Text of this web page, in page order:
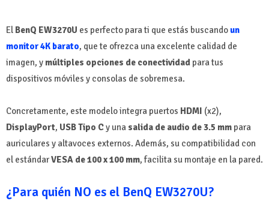
El BenQ EW3270U es perfecto para ti que estás buscandoun
monitor 4K barato, que te ofrezca una excelente calidad de
imagen, y múltiples opciones de conectividad para tus
dispositivos móviles y consolas de sobremesa.
Concretamente, este modelo integra puertos HDMI (x2),
DisplayPort, USB Tipo Cy una salida de audio de 3.5 mm para
auriculares y altavoces externos. Además, su compatibilidad con
el estándarVESA de 100 x 100 mm, facilita su montaje en la pared.
¿Para quién NO es el BenQ EW3270U?